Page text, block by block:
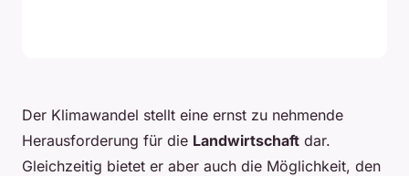
Der Klimawandel stellt eine ernst zu nehmende
Herausforderung für die Landwirtschaft dar.
Gleichzeitig bietet er aber auch die Möglichkeit, den